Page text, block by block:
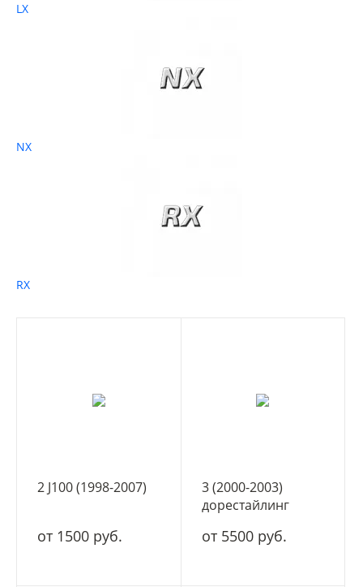
LX
NX
RX
2 J100 (1998-2007)
от 1500 руб.
3 (2000-2003)
дорестайлинг
от 5500 руб.